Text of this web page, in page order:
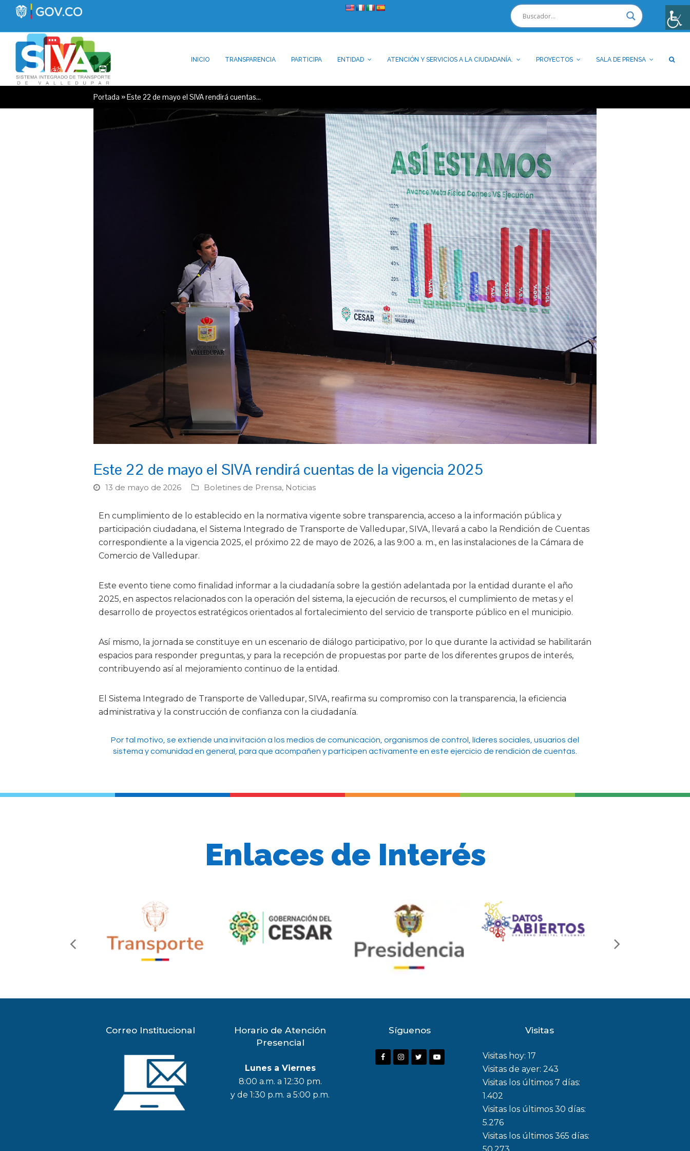
INICIO TRANSPARENCIA PARTICIPA ENTIDAD ATENCIÓN Y SERVICIOS A LA CIUDADANÍA. PROYECTOS SALA DE PRENSA
Portada »Este 22 de mayo el SIVA rendirá cuentas…
Este 22 de mayo el SIVA rendirá cuentas de la vigencia 2025
13 de mayo de 2026 Boletines de Prensa, Noticias
En cumplimiento de lo establecido en la normativa vigente sobre transparencia, acceso a la información pública y
participación ciudadana, el Sistema Integrado de Transporte de Valledupar, SIVA, llevará a cabo la Rendición de Cuentas
correspondiente a la vigencia 2025, el próximo 22 de mayo de 2026, a las 9:00 a. m., en las instalaciones de la Cámara de
Comercio de Valledupar.
Este evento tiene como finalidad informar a la ciudadanía sobre la gestión adelantada por la entidad durante el año
2025, en aspectos relacionados con la operación del sistema, la ejecución de recursos, el cumplimiento de metas y el
desarrollo de proyectos estratégicos orientados al fortalecimiento del servicio de transporte público en el municipio.
Así mismo, la jornada se constituye en un escenario de diálogo participativo, por lo que durante la actividad se habilitarán
espacios para responder preguntas, y para la recepción de propuestas por parte de los diferentes grupos de interés,
contribuyendo así al mejoramiento continuo de la entidad.
El Sistema Integrado de Transporte de Valledupar, SIVA, reafirma su compromiso con la transparencia, la eficiencia
administrativa y la construcción de confianza con la ciudadanía.
Por tal motivo, se extiende una invitación a los medios de comunicación, organismos de control, líderes sociales, usuarios del
sistema y comunidad en general, para que acompañen y participen activamente en este ejercicio de rendición de cuentas.
Enlaces de Interés
Correo Institucional
Horario de Atención
Presencial
Lunes a Viernes
8:00 a.m. a 12:30 pm.
y de 1:30 p.m. a 5:00 p.m.
Síguenos Visitas
Visitas hoy: 17
Visitas de ayer: 243
Visitas los últimos 7 días:
1.402
Visitas los últimos 30 días:
5.276
Visitas los últimos 365 días: